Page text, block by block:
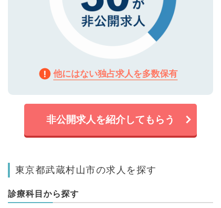
他にはない独占求人を多数保有
非公開求人を紹介してもらう
東京都武蔵村山市の求人を探す
診療科目から探す